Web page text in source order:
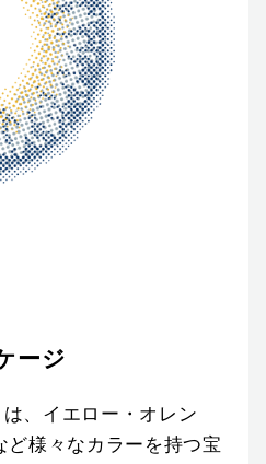
ージ
、イエロー・オレン
ど様々なカラーを持つ宝